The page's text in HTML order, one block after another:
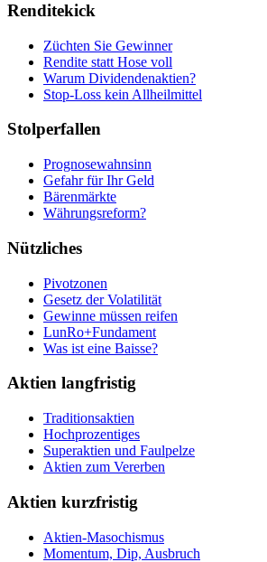
Renditekick
Züchten Sie Gewinner
Rendite statt Hose voll
Warum Dividendenaktien?
Stop-Loss kein Allheilmittel
Stolperfallen
Prognosewahnsinn
Gefahr für Ihr Geld
Bärenmärkte
Währungsreform?
Nützliches
Pivotzonen
Gesetz der Volatilität
Gewinne müssen reifen
LunRo+Fundament
Was ist eine Baisse?
Aktien langfristig
Traditionsaktien
Hochprozentiges
Superaktien und Faulpelze
Aktien zum Vererben
Aktien kurzfristig
Aktien-Masochismus
Momentum, Dip, Ausbruch